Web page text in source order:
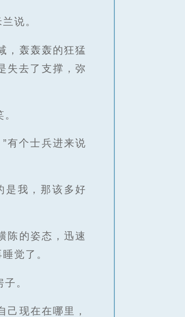
说。
，轰轰轰的狂猛
失去了支撑，弥
有个士兵进来说
是我，那该多好
陈的姿态，迅速
觉了。
。
现在在哪里，